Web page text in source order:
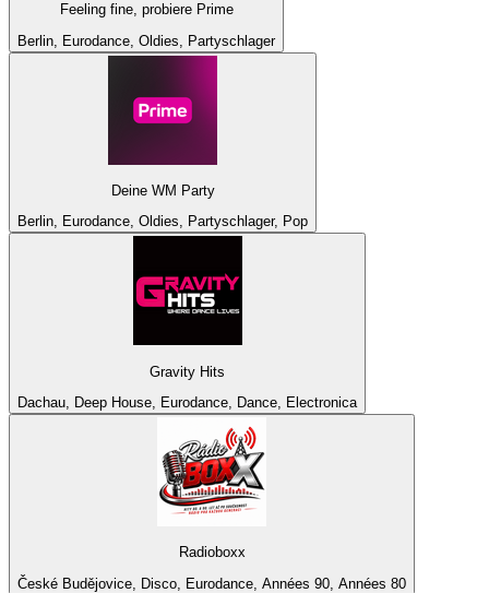
Feeling fine, probiere Prime
Berlin, Eurodance, Oldies, Partyschlager
Deine WM Party
Berlin, Eurodance, Oldies, Partyschlager, Pop
Gravity Hits
Dachau, Deep House, Eurodance, Dance, Electronica
Radioboxx
České Budějovice, Disco, Eurodance, Années 90, Années 80